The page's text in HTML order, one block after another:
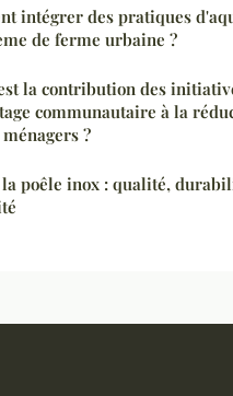
intégrer des pratiques
de ferme urbaine ?
la contribution des
communautaire à la
?
poêle inox : qualité,